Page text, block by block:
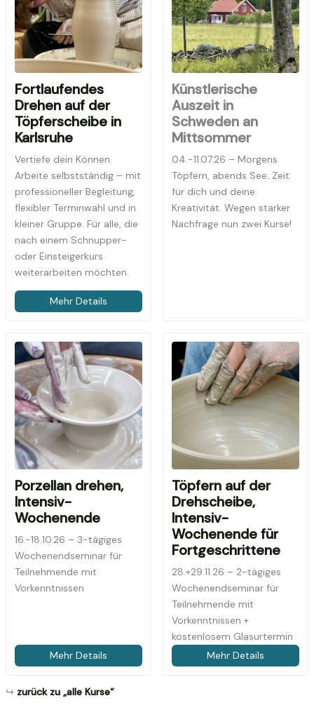
Fortlaufendes
Drehen auf der
Töpferscheibe in
Karlsruhe
Vertiefe dein Können.
Arbeite selbstständig – mit
professioneller Begleitung,
flexibler Terminwahl und in
kleiner Gruppe. Für alle, die
nach einem Schnupper-
oder Einsteigerkurs
weiterarbeiten möchten.
Mehr Details
Bald gibt es neue
Termine
Künstlerische
Auszeit in
Schweden an
Mittsommer
04.-11.07.26 – Morgens
Töpfern, abends See. Zeit
für dich und deine
Kreativität. Wegen starker
Nachfrage nun zwei Kurse!
Porzellan drehen,
Intensiv-
Wochenende
16.-18.10.26 – 3-tägiges
Wochenendseminar für
Teilnehmende mit
Vorkenntnissen
Mehr Details
Töpfern auf der
Drehscheibe,
Intensiv-
Wochenende für
Fortgeschrittene
28.+29.11.26 – 2-tägiges
Wochenendseminar für
Teilnehmende mit
Vorkenntnissen +
kostenlosem Glasurtermin
Mehr Details
↪ zurück zu „alle Kurse“